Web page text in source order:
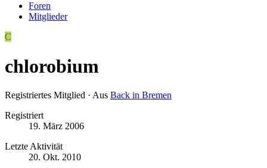
Foren
Mitglieder
C
chlorobium
Registriertes Mitglied · Aus Back in Bremen
Registriert
19. März 2006
Letzte Aktivität
20. Okt. 2010